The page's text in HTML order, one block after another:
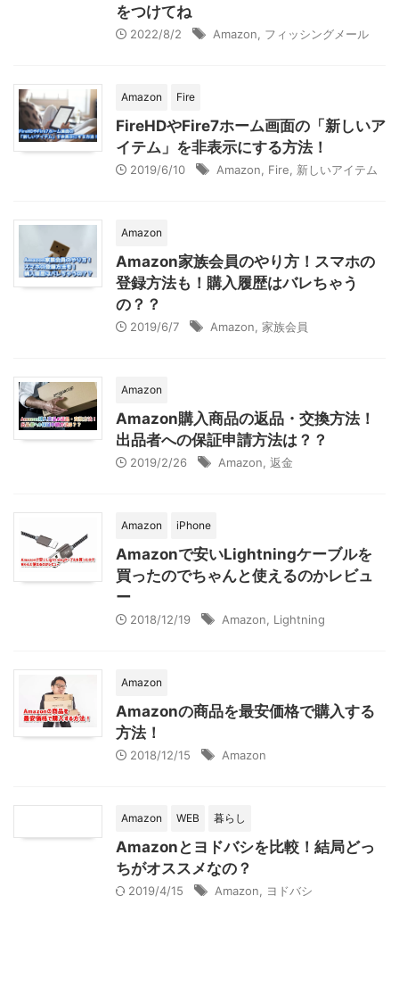
をつけてね
2022/8/2 Amazon フィッシングメール
Amazon Fire
FireHDやFire7ホーム画面の「新しいア
イテム」を非表示にする方法！
2019/6/10 Amazon Fire 新しいアイテム
Amazon
Amazon家族会員のやり方！スマホの
登録方法も！購入履歴はバレちゃう
の？？
2019/6/7 Amazon 家族会員
Amazon
Amazon購入商品の返品・交換方法！
出品者への保証申請方法は？？
2019/2/26 Amazon 返金
Amazon iPhone
Amazonで安いLightningケーブルを
買ったのでちゃんと使えるのかレビュ
ー
2018/12/19 Amazon Lightning
Amazon
Amazonの商品を最安価格で購入する
方法！
2018/12/15 Amazon
Amazon WEB 暮らし
Amazonとヨドバシを比較！結局どっ
ちがオススメなの？
2019/4/15 Amazon ヨドバシ